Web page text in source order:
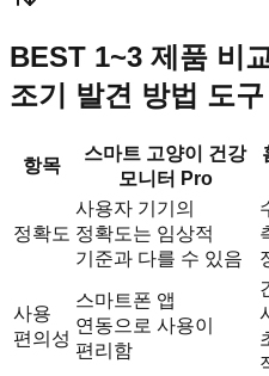
BEST 1~3 제품 비
조기 발견 방법 도
항목
스마트 고양이 건강
모니터 Pro
정확도
사용자 기기의
정확도는 임상적
기준과 다를 수 있음
사용
편의성
스마트폰 앱
연동으로 사용이
편리함